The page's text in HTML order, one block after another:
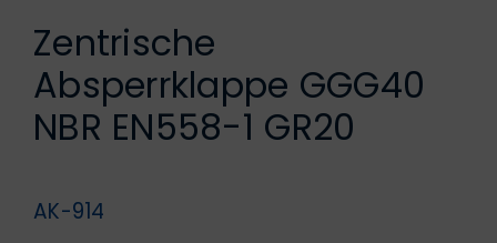
Zentrische
Absperrklappe GGG40
NBR EN558-1 GR20
AK-914